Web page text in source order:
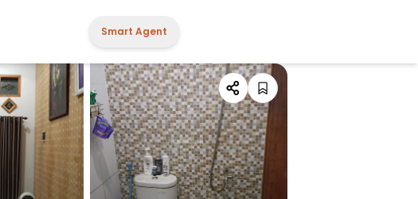
Smart Agent